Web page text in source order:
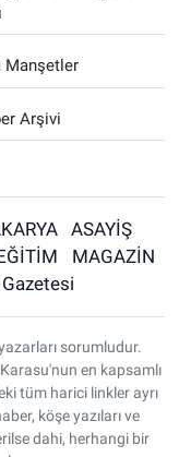
Manşetler
Arşivi
ASAYİŞ
MAGAZİN
sorumludur.
en kapsamlı
tüm harici linkler ayrı
köşe yazıları ve
dahi, herhangi bir